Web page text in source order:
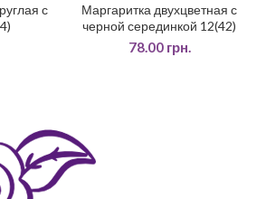
с
Маргаритка двухцветная с
черной серединкой 12(42)
78.00 грн.